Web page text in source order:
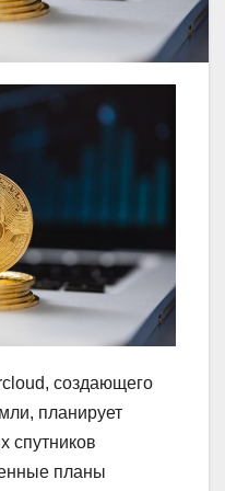
создающего
планирует
спутников
планы